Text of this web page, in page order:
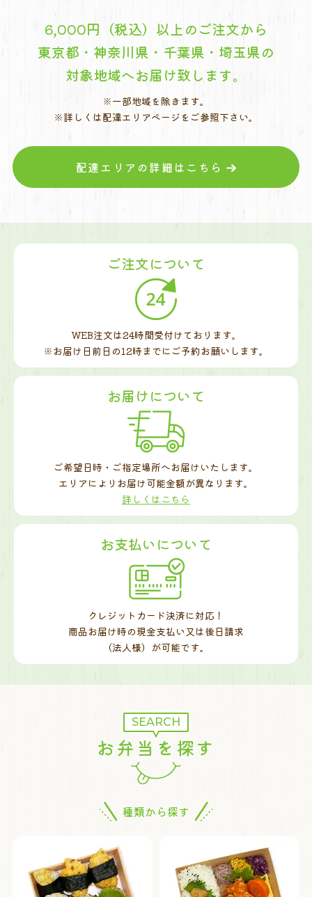
6,000円（税込）以上のご注文から
東京都・神奈川県・千葉県・埼玉県の
対象地域へお届け致します。
※一部地域を除きます。
※詳しくは配達エリアページをご参照下さい。
配達エリアの詳細はこちら
ご注文について
WEB注文は24時間受付けております。
※お届け日前日の12時までにご予約お願いします。
お届けについて
ご希望日時・ご指定場所へお届けいたします。
エリアによりお届け可能金額が異なります。
詳しくはこちら
お支払いについて
クレジットカード決済に対応！
商品お届け時の現金支払い又は後日請求
（法人様）が可能です。
SEARCH
お弁当を探す
種類から探す